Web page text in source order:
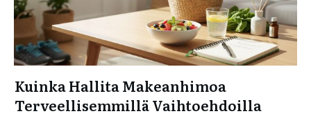
Kuinka Hallita Makeanhimoa
Terveellisemmillä Vaihtoehdoilla